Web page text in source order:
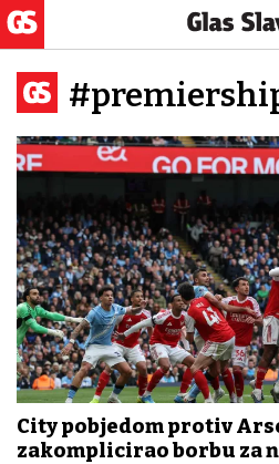
City pobjedom protiv
zakomplicirao borbu za